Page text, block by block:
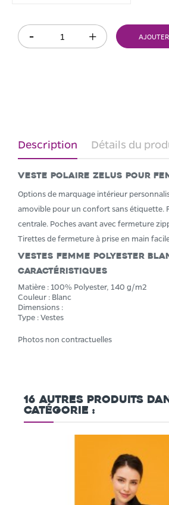
Description Détails du
Veste polaire Zelus pour
Options de marquage intérieur
amovible pour un confort sans étiquette.
centrale. Poches avant avec fermeture
Tirettes de fermeture à prise en main
Vestes Femme Polyester
Caractéristiques
Matière : 100% Polyester, 140 g/m2
Couleur : Blanc
Dimensions :
Type : Vestes
Photos non contractuelles
16 autres produits
catégorie :